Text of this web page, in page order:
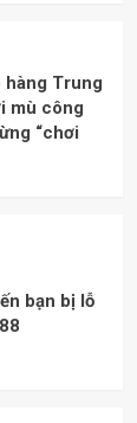
hàng Trung
mù công
“chơi
bạn bị lỗ